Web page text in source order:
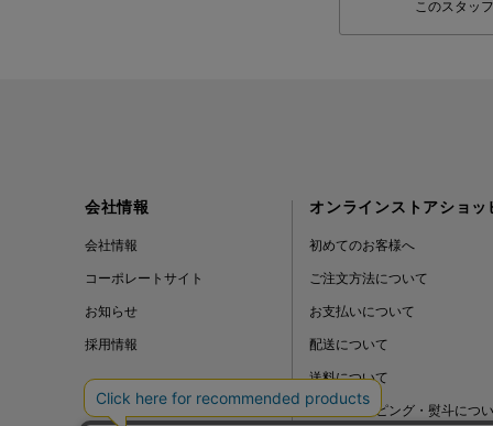
このスタッ
会社情報
会社情報
コーポレートサイト
お知らせ
採用情報
オンラインストアショッ
初めてのお客様へ
ご注文方法について
お支払いについて
配送について
送料について
ギフトラッピング・熨斗につ